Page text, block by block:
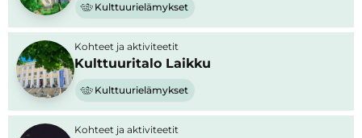
Kulttuurielämykset
Kohteet ja aktiviteetit
Kulttuuritalo Laikku
Kulttuurielämykset
Kohteet ja aktiviteetit